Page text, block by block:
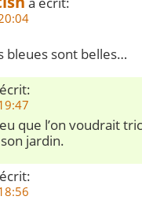
bleues sont belles…
que l’on voudrait
jardin.